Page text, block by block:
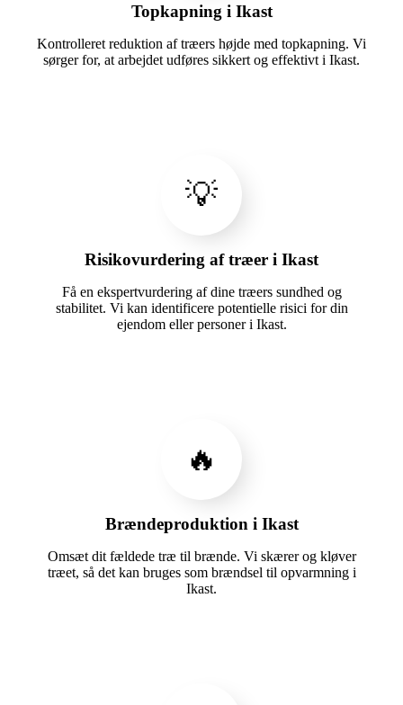
Topkapning i Ikast
Kontrolleret reduktion af træers højde med topkapning. Vi
sørger for, at arbejdet udføres sikkert og effektivt i Ikast.
💡
Risikovurdering af træer i Ikast
Få en ekspertvurdering af dine træers sundhed og
stabilitet. Vi kan identificere potentielle risici for din
ejendom eller personer i Ikast.
🔥
Brændeproduktion i Ikast
Omsæt dit fældede træ til brænde. Vi skærer og kløver
træet, så det kan bruges som brændsel til opvarmning i
Ikast.